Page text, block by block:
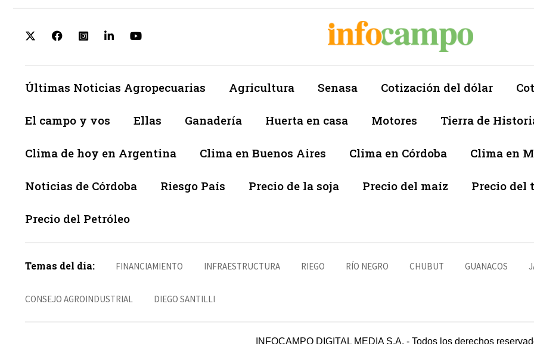
Últimas Noticias Agropecuarias Agricultura Senasa Cotización del dólar
El campo y vos Ellas Ganadería Huerta en casa Motores Tierra de
Clima de hoy en Argentina Clima en Buenos Aires Clima en Córdoba Clima en
Noticias de Córdoba Riesgo País Precio de la soja Precio del maíz Precio del
Precio del Petróleo
Temas del día: FINANCIAMIENTO INFRAESTRUCTURA RIEGO RÍO NEGRO CHUBUT GUANACOS
CONSEJO AGROINDUSTRIAL DIEGO SANTILLI
INFOCAMPO DIGITAL MEDIA S.A. - Todos los derechos